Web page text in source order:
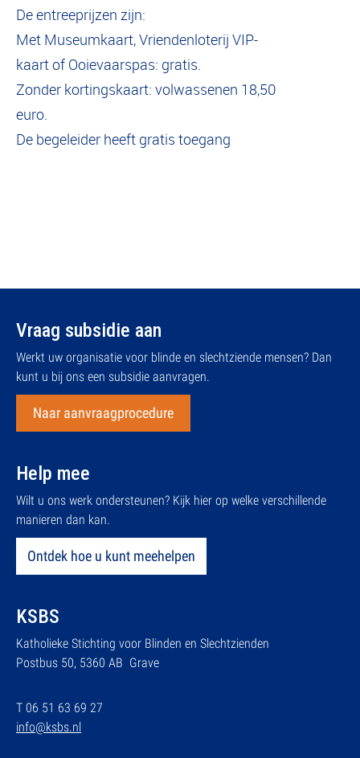
De entreeprijzen zijn:
Met Museumkaart, Vriendenloterij VIP-
kaart of Ooievaarspas: gratis.
Zonder kortingskaart: volwassenen 18,50
euro.
De begeleider heeft gratis toegang
Vraag subsidie aan
Werkt uw organisatie voor blinde en slechtziende mensen? Dan
kunt u bij ons een subsidie aanvragen.
Naar aanvraagprocedure
Help mee
Wilt u ons werk ondersteunen? Kijk hier op welke verschillende
manieren dan kan.
Ontdek hoe u kunt meehelpen
KSBS
Katholieke Stichting voor Blinden en Slechtzienden
Postbus 50, 5360 AB Grave
T 06 51 63 69 27
info@ksbs.nl